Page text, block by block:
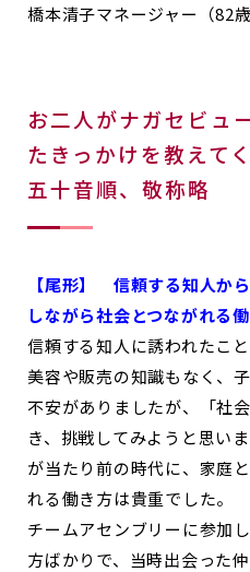
橋本清子マネージャー（82
お二人がナガセビュ
たきっかけを教えて
五十音順、敬称略
【尾形】 信頼する知人か
しながら社会とつながれる
信頼する知人に誘われたこ
美容や販売の知識もなく、
不安がありましたが、「社
き、挑戦してみようと思い
が当たり前の時代に、家庭
れる働き方は貴重でした。
チームアセンブリーに参加
方ばかりで、当時出会った